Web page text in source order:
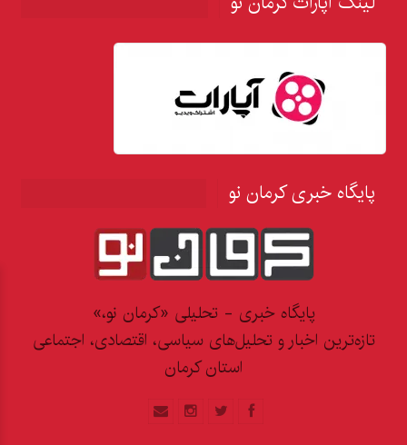
پایگاه خبری کرمان نو
پایگاه خبری - تحلیلی «کرمان نو،»
تازه‌ترین اخبار و تحلیل‌های سیاسی، اقتصادی، اجتماعی
استان کرمان